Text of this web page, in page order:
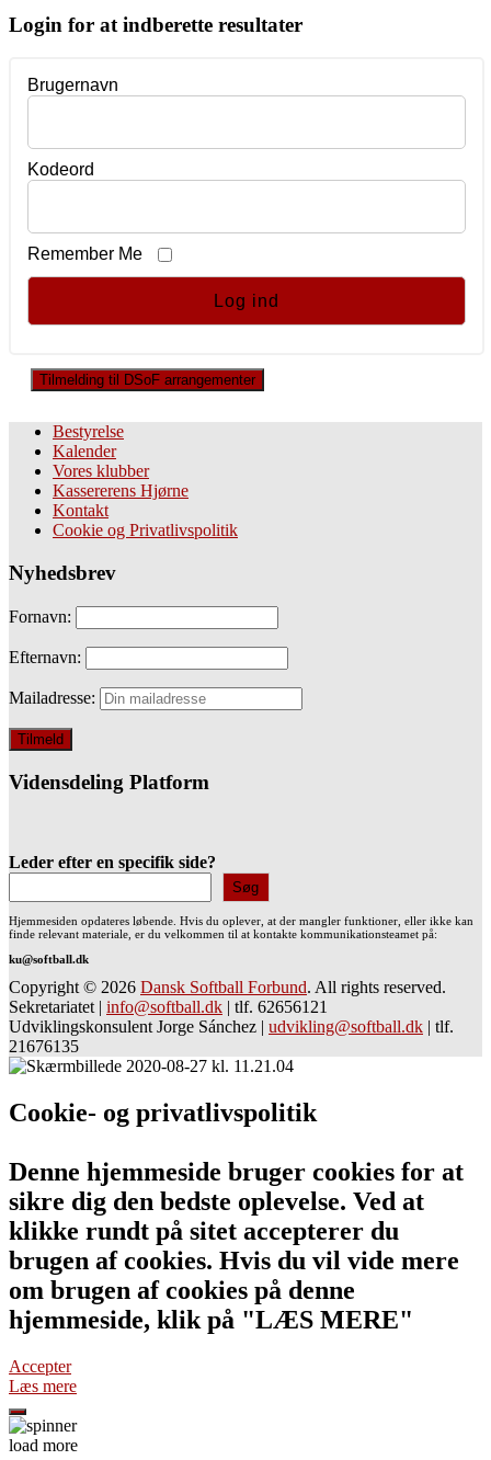
Login for at indberette resultater
Brugernavn
Kodeord
Remember Me
Tilmelding til DSoF arrangementer
Bestyrelse
Kalender
Vores klubber
Kassererens Hjørne
Kontakt
Cookie og Privatlivspolitik
Nyhedsbrev
Fornavn:
Efternavn:
Mailadresse:
Vidensdeling Platform
Leder efter en specifik side?
Søg
Hjemmesiden opdateres løbende. Hvis du oplever, at der mangler funktioner, eller ikke kan
finde relevant materiale, er du velkommen til at kontakte kommunikationsteamet på:
ku@softball.dk
Copyright © 2026 Dansk Softball Forbund. All rights reserved.
Sekretariatet | info@softball.dk | tlf. 62656121
Udviklingskonsulent Jorge Sánchez | udvikling@softball.dk | tlf.
21676135
Cookie- og privatlivspolitik
Denne hjemmeside bruger cookies for at
sikre dig den bedste oplevelse. Ved at
klikke rundt på sitet accepterer du
brugen af cookies. Hvis du vil vide mere
om brugen af cookies på denne
hjemmeside, klik på "LÆS MERE"
Accepter
Læs mere
load more